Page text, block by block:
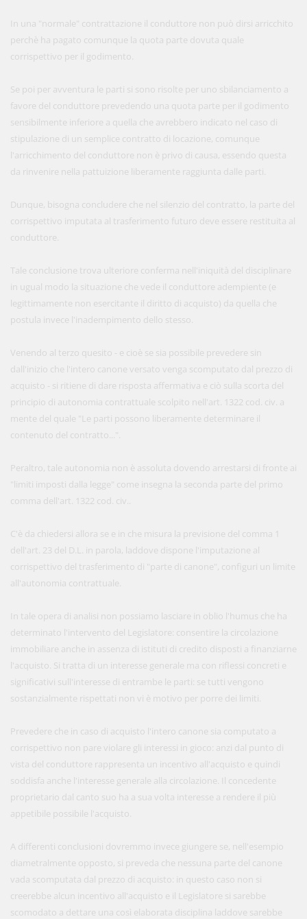
In una "normale" contrattazione il conduttore non può dirsi arricchito
perchè ha pagato comunque la quota parte dovuta quale
corrispettivo per il godimento.
Se poi per avventura le parti si sono risolte per uno sbilanciamento a
favore del conduttore prevedendo una quota parte per il godimento
sensibilmente inferiore a quella che avrebbero indicato nel caso di
stipulazione di un semplice contratto di locazione, comunque
l'arricchimento del conduttore non è privo di causa, essendo questa
da rinvenire nella pattuizione liberamente raggiunta dalle parti.
Dunque, bisogna concludere che nel silenzio del contratto, la parte del
corrispettivo imputata al trasferimento futuro deve essere restituita al
conduttore.
Tale conclusione trova ulteriore conferma nell'iniquità del disciplinare
in ugual modo la situazione che vede il conduttore adempiente (e
legittimamente non esercitante il diritto di acquisto) da quella che
postula invece l'inadempimento dello stesso.
Venendo al terzo quesito - e cioè se sia possibile prevedere sin
dall'inizio che l'intero canone versato venga scomputato dal prezzo di
acquisto - si ritiene di dare risposta affermativa e ciò sulla scorta del
principio di autonomia contrattuale scolpito nell'art. 1322 cod. civ. a
mente del quale "Le parti possono liberamente determinare il
contenuto del contratto...".
Peraltro, tale autonomia non è assoluta dovendo arrestarsi di fronte ai
"limiti imposti dalla legge" come insegna la seconda parte del primo
comma dell'art. 1322 cod. civ..
C'è da chiedersi allora se e in che misura la previsione del comma 1
dell'art. 23 del D.L. in parola, laddove dispone l'imputazione al
corrispettivo del trasferimento di "parte di canone", configuri un limite
all'autonomia contrattuale.
In tale opera di analisi non possiamo lasciare in oblio l'humus che ha
determinato l'intervento del Legislatore: consentire la circolazione
immobiliare anche in assenza di istituti di credito disposti a finanziarne
l'acquisto. Si tratta di un interesse generale ma con riflessi concreti e
significativi sull'interesse di entrambe le parti: se tutti vengono
sostanzialmente rispettati non vi è motivo per porre dei limiti.
Prevedere che in caso di acquisto l'intero canone sia computato a
corrispettivo non pare violare gli interessi in gioco: anzi dal punto di
vista del conduttore rappresenta un incentivo all'acquisto e quindi
soddisfa anche l'interesse generale alla circolazione. Il concedente
proprietario dal canto suo ha a sua volta interesse a rendere il più
appetibile possibile l'acquisto.
A differenti conclusioni dovremmo invece giungere se, nell'esempio
diametralmente opposto, si preveda che nessuna parte del canone
vada scomputata dal prezzo di acquisto: in questo caso non si
creerebbe alcun incentivo all'acquisto e il Legislatore si sarebbe
scomodato a dettare una così elaborata disciplina laddove sarebbe